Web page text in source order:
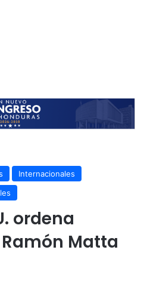
Internacionales
ordena
Matta